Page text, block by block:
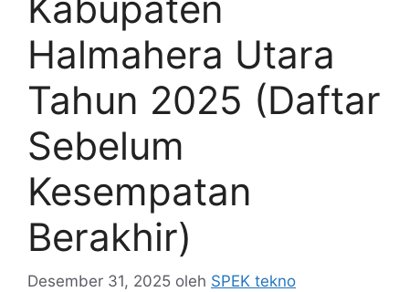
Halmahera Utara
Tahun 2025 (Daftar
Sebelum
Kesempatan
Berakhir)
Desember 31, 2025 oleh SPEK tekno